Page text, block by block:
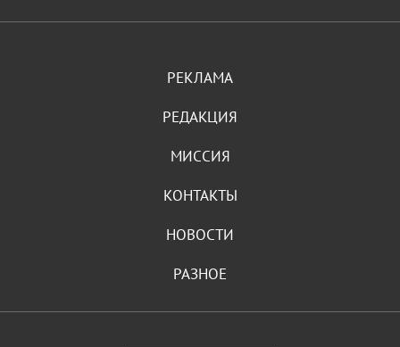
РЕКЛАМА
РЕДАКЦИЯ
МИССИЯ
КОНТАКТЫ
НОВОСТИ
РАЗНОЕ